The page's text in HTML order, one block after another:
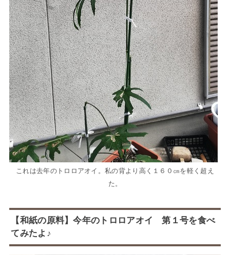
これは去年のトロロアオイ。私の背より高く１６０㎝を軽く超え
た。
【和紙の原料】今年のトロロアオイ 第１号を食べ
てみたよ♪